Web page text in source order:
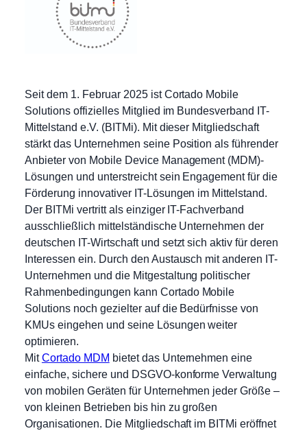
Seit dem 1. Februar 2025 ist Cortado Mobile
Solutions offizielles Mitglied im Bundesverband IT-
Mittelstand e.V. (BITMi). Mit dieser Mitgliedschaft
stärkt das Unternehmen seine Position als führender
Anbieter von Mobile Device Management (MDM)-
Lösungen und unterstreicht sein Engagement für die
Förderung innovativer IT-Lösungen im Mittelstand.
Der BITMi vertritt als einziger IT-Fachverband
ausschließlich mittelständische Unternehmen der
deutschen IT-Wirtschaft und setzt sich aktiv für deren
Interessen ein. Durch den Austausch mit anderen IT-
Unternehmen und die Mitgestaltung politischer
Rahmenbedingungen kann Cortado Mobile
Solutions noch gezielter auf die Bedürfnisse von
KMUs eingehen und seine Lösungen weiter
optimieren.
MitCortado MDM bietet das Unternehmen eine
einfache, sichere und DSGVO-konforme Verwaltung
von mobilen Geräten für Unternehmen jeder Größe –
von kleinen Betrieben bis hin zu großen
Organisationen. Die Mitgliedschaft im BITMi eröffnet